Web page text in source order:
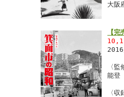
大阪
【
〈監
能登
〈